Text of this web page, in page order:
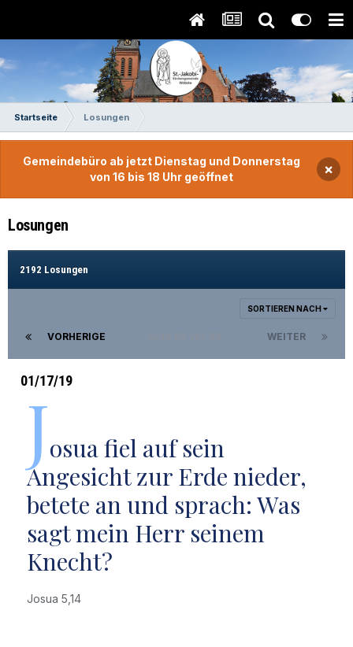
Startseite Losungen
Gemeindebüro ab jetzt Dienstag und Donnerstag
von 16 bis 18 Uhr geöffnet
×
Losungen
2192 Losungen
SORTIEREN NACH
VORHERIGE WEITER
01/17/19
Josua fiel auf sein
Angesicht zur Erde nieder,
betete an und sprach: Was
sagt mein Herr seinem
Knecht?
Josua 5,14